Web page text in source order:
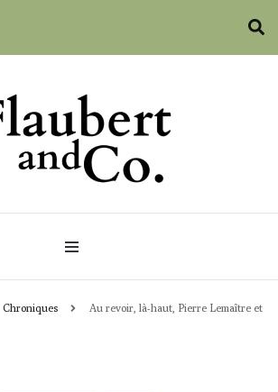
Co.
Chroniques Au revoir, là-haut, Pierre Lemaître et